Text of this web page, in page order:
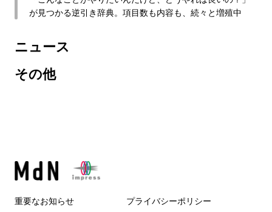
が見つかる逆引き辞典。項目数も内容も、続々と増殖中
ニュース
その他
重要なお知らせ プライバシーポリシー